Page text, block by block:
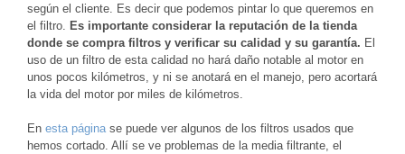
según el cliente. Es decir que podemos pintar lo que queremos en
el filtro. Es importante considerar la reputación de la tienda
donde se compra filtros y verificar su calidad y su garantía. El
uso de un filtro de esta calidad no hará daño notable al motor en
unos pocos kilómetros, y ni se anotará en el manejo, pero acortará
la vida del motor por miles de kilómetros.
En esta páginase puede ver algunos de los filtros usados que
hemos cortado. Allí se ve problemas de la media filtrante, el